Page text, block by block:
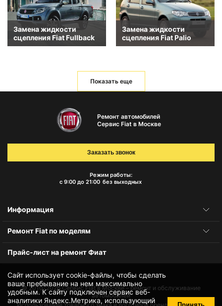
Замена жидкости
сцепления Fiat Fullback
Замена жидкости
сцепления Fiat Palio
Показать еще
Сайт использует cookie-файлы, чтобы сделать
ваше пребывание на нем максимально
удобным. К cайту подключен сервис веб-
аналитики Яндекс.Метрика, использующий
Принять
Ремонт автомобилей
Сервис Fiat в Москве
Режим работы:
с 9:00 до 21:00 без выходных
Заказать звонок
Информация
Ремонт Fiat по моделям
Прайс-лист на ремонт Фиат
© 2010-2026Сервис Fiat в Москве – ремонт и обслуживание
автомобилей